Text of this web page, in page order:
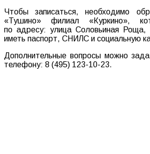
Чтобы записаться, необходимо
«Тушино» филиал «Куркино»,
по адресу: улица Соловьиная
иметь паспорт, СНИЛС и социальную
Дополнительные вопросы можно
телефону: 8 (495) 123-10-23.